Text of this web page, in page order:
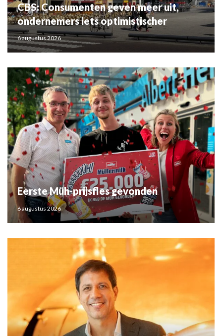
CBS: Consumenten geven meer uit,
ondernemers iets optimistischer
6 augustus 2026
Eerste Müh-prijsfles gevonden
6 augustus 2026